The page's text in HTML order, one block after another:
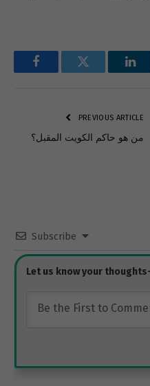
FacebookTwitter
PREVIOUS ARTICLE
من هو حاكم الكويت المقبل؟
Subscribe